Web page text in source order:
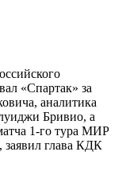
«Спартак» за
аналитика
Бривио, а
1‑го тура МИР
глава КДК